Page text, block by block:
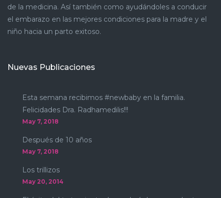
de la medicina. Así también como ayudándoles a conducir
el embarazo en las mejores condiciones para la madre y el
niño hacia un parto exitoso.
Nuevas Publicaciones
Esta semana recibimos #newbaby en la familia.
Felicidades Dra. Radhamedilis!!!
May 7, 2018
Después de 10 años
May 7, 2018
Los trillizos
May 20, 2014